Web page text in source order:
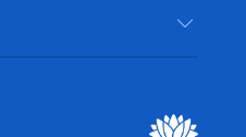
NSW) 미디